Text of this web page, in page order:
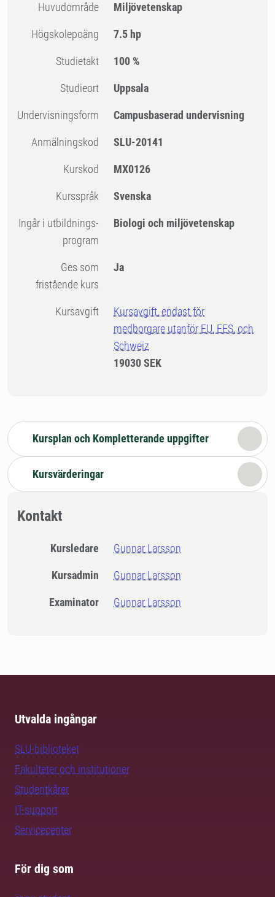
Huvudområde Miljövetenskap
högskolepoäng 7.5 hp
Studietakt 100 %
Studieort Uppsala
Undervisningsform Campusbaserad undervisning
Anmälningskod SLU-20141
Kurskod MX0126
Kursspråk Svenska
Ingår i utbildnings-
program
Biologi och miljövetenskap
Ges som
fristående kurs
Ja
Kursavgift
Kursavgift, endast för
medborgare utanför EU, EES, och
Schweiz
19030 SEK
Kursplan och Kompletterande uppgifter
Kursvärderingar
Kontakt
Kursledare Gunnar Larsson
Kursadmin Gunnar Larsson
Examinator Gunnar Larsson
Utvalda ingångar
SLU-biblioteket
Fakulteter och institutioner
Studentkårer
IT-support
Servicecenter
För dig som